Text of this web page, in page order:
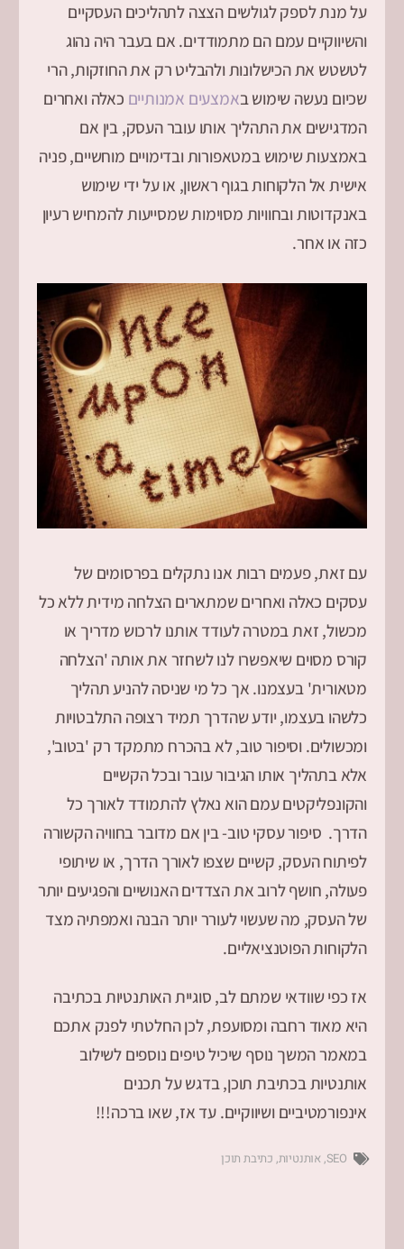
על מנת לספק לגולשים הצצה לתהליכים העסקיים
והשיווקיים עמם הם מתמודדים. אם בעבר היה נהוג
לטשטש את הכישלונות ולהבליט רק את החוזקות, הרי
שכיום נעשה שימוש באמצעים אמנותיים כאלה ואחרים
המדגישים את התהליך אותו עובר העסק, בין אם
באמצעות שימוש במטאפורות ובדימויים מוחשיים, פניה
אישית אל הלקוחות בגוף ראשון, או על ידי שימוש
באנקדוטות ובחוויות מסוימות שמסייעות להמחיש רעיון
כזה או אחר.
עם זאת, פעמים רבות אנו נתקלים בפרסומים של
עסקים כאלה ואחרים שמתארים הצלחה מידית ללא כל
מכשול, זאת במטרה לעודד אותנו לרכוש מדריך או
קורס מסוים שיאפשרו לנו לשחזר את אותה 'הצלחה
מטאורית' בעצמנו. אך כל מי שניסה להניע תהליך
כלשהו בעצמו, יודע שהדרך תמיד רצופה התלבטויות
ומכשולים. וסיפור טוב, לא בהכרח מתמקד רק 'בטוב',
אלא בתהליך אותו הגיבור עובר ובכל הקשיים
והקונפליקטים עמם הוא נאלץ להתמודד לאורך כל
הדרך. סיפור עסקי טוב- בין אם מדובר בחוויה הקשורה
לפיתוח העסק, קשיים שצפו לאורך הדרך, או שיתופי
פעולה, חושף לרוב את הצדדים האנושיים והפגיעים יותר
של העסק, מה שעשוי לעורר יותר הבנה ואמפתיה מצד
הלקוחות הפוטנציאליים.
אז כפי שוודאי שמתם לב, סוגיית האותנטיות בכתיבה
היא מאוד רחבה ומסועפת, לכן החלטתי לפנק אתכם
במאמר המשך נוסף שיכיל טיפים נוספים לשילוב
אותנטיות בכתיבת תוכן, בדגש על תכנים
אינפורמטיביים ושיווקיים. עד אז, שאו ברכה!!!
SEO
,אותנטיות, כתיבת תוכן